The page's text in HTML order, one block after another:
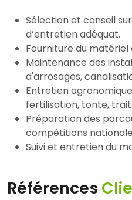
Sélection et conseil
d’entretien adéquat.
Fourniture du matériel
Maintenance des
d'arrosages,
Entretien
fertilisation, tonte,
Préparation des
compétitions
Suivi et entretien du
Références